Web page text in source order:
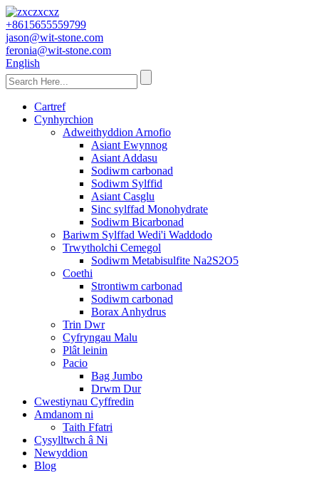
+8615655559799
jason@wit-stone.com
feronia@wit-stone.com
English
Cartref
Cynhyrchion
Adweithyddion Arnofio
Asiant Ewynnog
Asiant Addasu
Sodiwm carbonad
Sodiwm Sylffid
Asiant Casglu
Sinc sylffad Monohydrate
Sodiwm Bicarbonad
Bariwm Sylffad Wedi'i Waddodo
Trwytholchi Cemegol
Sodiwm Metabisulfite Na2S2O5
Coethi
Strontiwm carbonad
Sodiwm carbonad
Borax Anhydrus
Trin Dwr
Cyfryngau Malu
Plât leinin
Pacio
Bag Jumbo
Drwm Dur
Cwestiynau Cyffredin
Amdanom ni
Taith Ffatri
Cysylltwch â Ni
Newyddion
Blog